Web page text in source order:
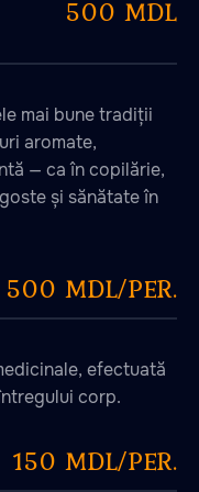
500 MDL
mai bune tradiții
aromate,
— ca în copilărie,
și sănătate în
500 MDL/PER.
efectuată
corp.
150 MDL/PER.